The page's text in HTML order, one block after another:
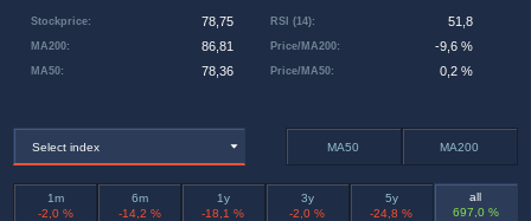
Stockprice: 78,75
MA50: 78,36
MA200: 86,81 Price/MA200: -9,6 %
RSI (14): 51,8
Price/MA50: 0,2 %
Select index MA50 MA200
1m
-2,0 %
6m
-14,2 %
1y
-18,1 %
3y
-2,0 %
5y
-24,8 %
all
697,0 %